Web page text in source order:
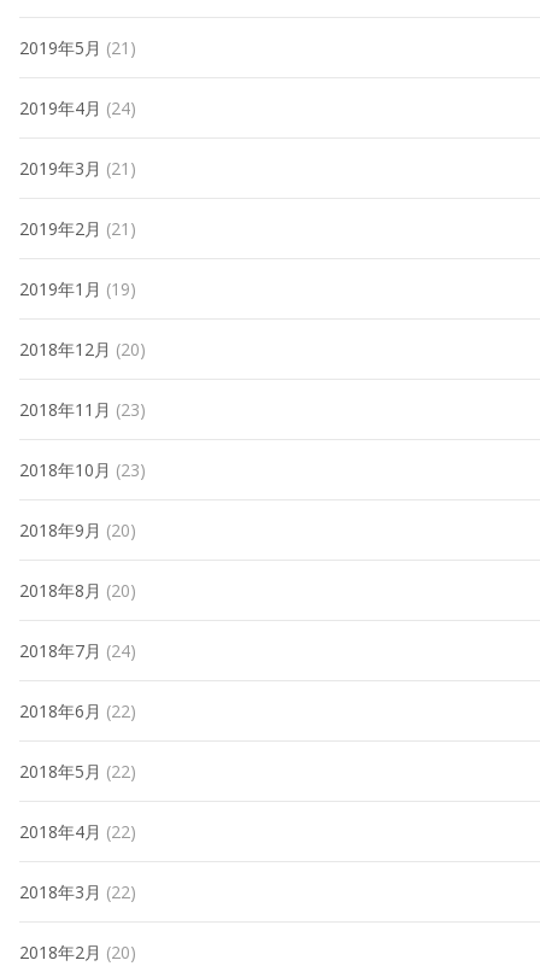
2019年5月 (21)
2019年4月 (24)
2019年3月 (21)
2019年2月 (21)
2019年1月 (19)
2018年12月 (20)
2018年11月 (23)
2018年10月 (23)
2018年9月 (20)
2018年8月 (20)
2018年7月 (24)
2018年6月 (22)
2018年5月 (22)
2018年4月 (22)
2018年3月 (22)
2018年2月 (20)